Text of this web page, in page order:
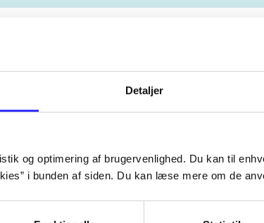
Detaljer
og optimering af brugervenlighed. Du kan til
i bunden af siden. Du kan læse mere om de